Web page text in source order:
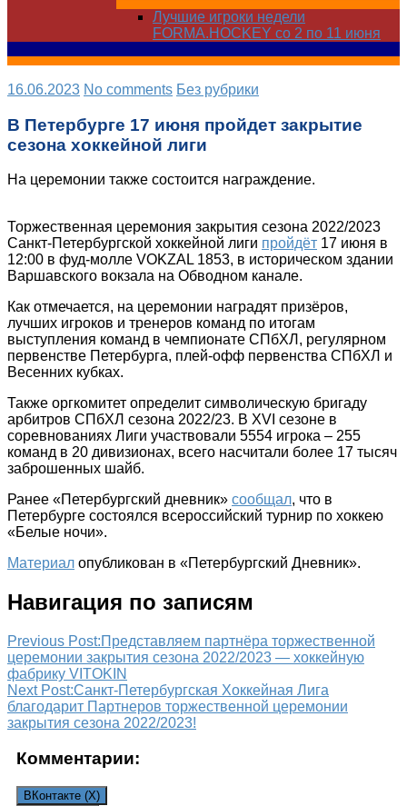
Лучшие игроки недели
FORMA.HOCKEY со 2 по 11 июня
16.06.2023 No comments Без рубрики
В Петербурге 17 июня пройдет закрытие
сезона хоккейной лиги
На церемонии также состоится награждение.
Торжественная церемония закрытия сезона 2022/2023
Санкт-Петербургской хоккейной лиги пройдёт 17 июня в
12:00 в фуд-молле VOKZAL 1853, в историческом здании
Варшавского вокзала на Обводном канале.
Как отмечается, на церемонии наградят призёров,
лучших игроков и тренеров команд по итогам
выступления команд в чемпионате СПбХЛ, регулярном
первенстве Петербурга, плей-офф первенства СПбХЛ и
Весенних кубках.
Также оргкомитет определит символическую бригаду
арбитров СПбХЛ сезона 2022/23. В XVI сезоне в
соревнованиях Лиги участвовали 5554 игрока – 255
команд в 20 дивизионах, всего насчитали более 17 тысяч
заброшенных шайб.
Ранее «Петербургский дневник» сообщал, что в
Петербурге состоялся всероссийский турнир по хоккею
«Белые ночи».
Материал опубликован в «Петербургский Дневник».
Навигация по записям
Previous Post:Представляем партнёра торжественной
церемонии закрытия сезона 2022/2023 — хоккейную
фабрику VITOKIN
Next Post:Санкт-Петербургская Хоккейная Лига
благодарит Партнеров торжественной церемонии
закрытия сезона 2022/2023!
Комментарии:
ВКонтакте (X)